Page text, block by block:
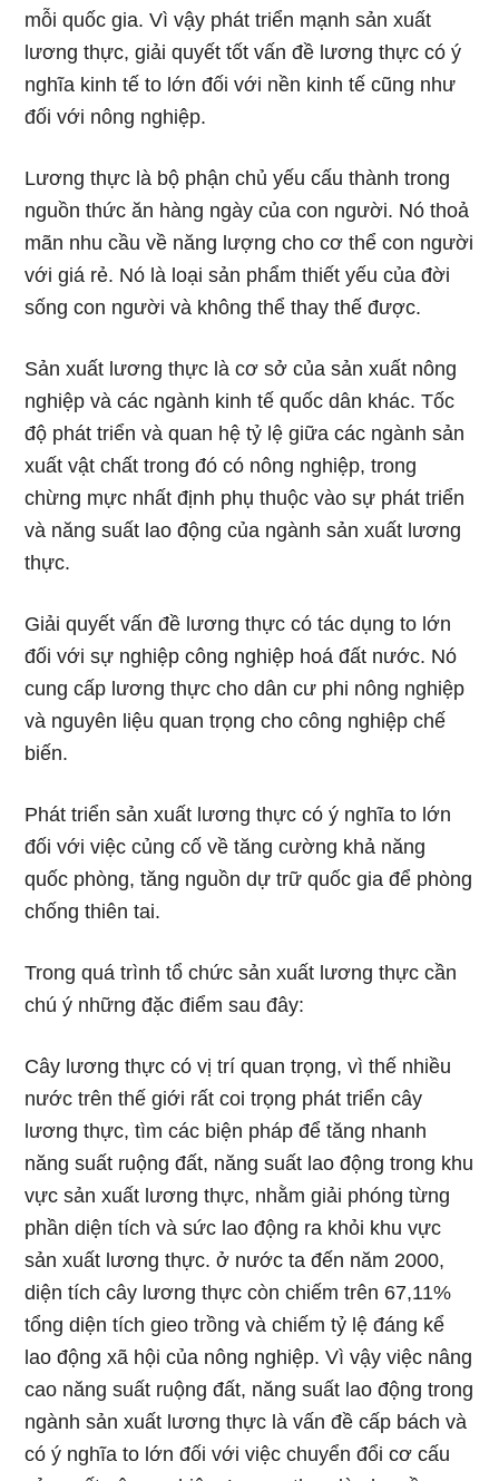
mỗi quốc gia. Vì vậy phát triển mạnh sản xuất
lương thực, giải quyết tốt vấn đề lương thực có ý
nghĩa kinh tế to lớn đối với nền kinh tế cũng như
đối với nông nghiệp.
Lương thực là bộ phận chủ yếu cấu thành trong
nguồn thức ăn hàng ngày của con người. Nó thoả
mãn nhu cầu về năng lượng cho cơ thể con người
với giá rẻ. Nó là loại sản phẩm thiết yếu của đời
sống con người và không thể thay thế được.
Sản xuất lương thực là cơ sở của sản xuất nông
nghiệp và các ngành kinh tế quốc dân khác. Tốc
độ phát triển và quan hệ tỷ lệ giữa các ngành sản
xuất vật chất trong đó có nông nghiệp, trong
chừng mực nhất định phụ thuộc vào sự phát triển
và năng suất lao động của ngành sản xuất lương
thực.
Giải quyết vấn đề lương thực có tác dụng to lớn
đối với sự nghiệp công nghiệp hoá đất nước. Nó
cung cấp lương thực cho dân cư phi nông nghiệp
và nguyên liệu quan trọng cho công nghiệp chế
biến.
Phát triển sản xuất lương thực có ý nghĩa to lớn
đối với việc củng cố về tăng cường khả năng
quốc phòng, tăng nguồn dự trữ quốc gia để phòng
chống thiên tai.
Trong quá trình tổ chức sản xuất lương thực cần
chú ý những đặc điểm sau đây:
Cây lương thực có vị trí quan trọng, vì thế nhiều
nước trên thế giới rất coi trọng phát triển cây
lương thực, tìm các biện pháp để tăng nhanh
năng suất ruộng đất, năng suất lao động trong khu
vực sản xuất lương thực, nhằm giải phóng từng
phần diện tích và sức lao động ra khỏi khu vực
sản xuất lương thực. ở nước ta đến năm 2000,
diện tích cây lương thực còn chiếm trên 67,11%
tổng diện tích gieo trồng và chiếm tỷ lệ đáng kể
lao động xã hội của nông nghiệp. Vì vậy việc nâng
cao năng suất ruộng đất, năng suất lao động trong
ngành sản xuất lương thực là vấn đề cấp bách và
có ý nghĩa to lớn đối với việc chuyển đổi cơ cấu